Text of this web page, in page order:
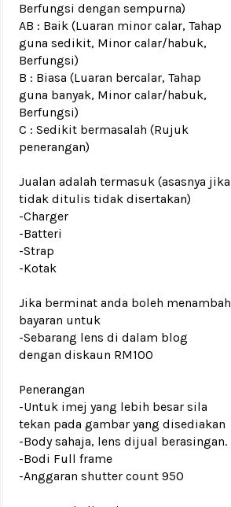
Berfungsi dengan sempurna)
AB : Baik (Luaran minor calar, Tahap
guna sedikit, Minor calar/habuk,
Berfungsi)
B : Biasa (Luaran bercalar, Tahap
guna banyak, Minor calar/habuk,
Berfungsi)
C : Sedikit bermasalah (Rujuk
penerangan)
Jualan adalah termasuk (asasnya jika
tidak ditulis tidak disertakan)
-Charger
-Batteri
-Strap
-Kotak
Jika berminat anda boleh menambah
bayaran untuk
-Sebarang lens di dalam blog
dengan diskaun RM100
Penerangan
-Untuk imej yang lebih besar sila
tekan pada gambar yang disediakan
-Body sahaja, lens dijual berasingan.
-Bodi Full frame
-Anggaran shutter count 950